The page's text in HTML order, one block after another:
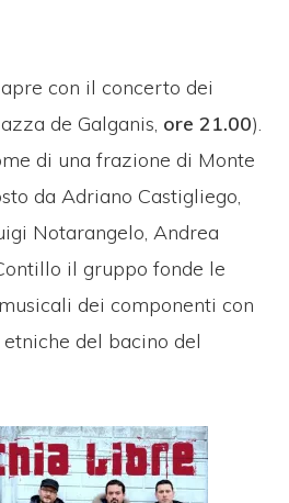
con il concerto dei
de Galganis, ore 21.00).
di una frazione di Monte
da Adriano Castigliego,
Notarangelo, Andrea
il gruppo fonde le
dei componenti con
del bacino del